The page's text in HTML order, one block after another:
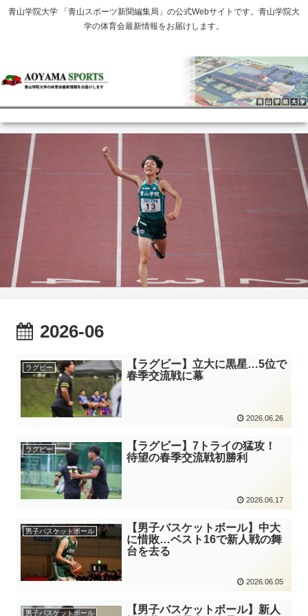
青山学院大学 「青山スポーツ新聞編集局」の公式Webサイトです。青山学院大
学の体育会最新情報をお届けします。
2026-06
ラグビー
【ラグビー】立大に黒星…5位で
春季交流戦に幕
2026.06.26
ラグビー
【ラグビー】7トライの猛攻！
待望の春季交流戦初勝利
2026.06.17
男子バスケットボール
【男子バスケットボール】中大
に惜敗…ベスト16で新人戦の舞
台を去る
2026.06.05
男子バスケットボール
【男子バスケットボール】新人